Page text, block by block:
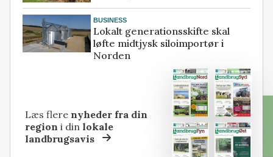
BUSINESS
Lokalt generationsskifte skal
løfte midtjysk siloimportør i
Norden
Læs flere nyheder fra din
region i dinlokale
landbrugsavis